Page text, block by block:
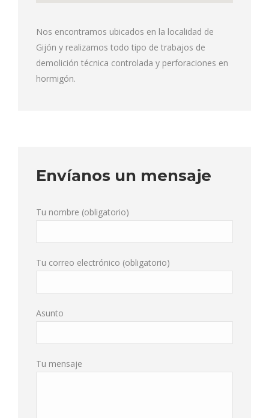
Nos encontramos ubicados en la localidad de
Gijón y realizamos todo tipo de trabajos de
demolición técnica controlada y perforaciones en
hormigón.
Envíanos un mensaje
Tu nombre (obligatorio)
Tu correo electrónico (obligatorio)
Asunto
Tu mensaje